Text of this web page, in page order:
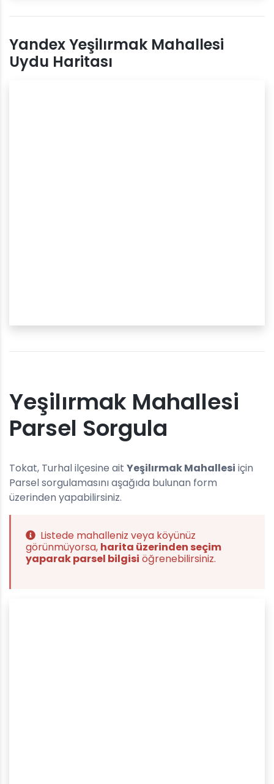
Yandex Yeşilırmak Mahallesi
Uydu Haritası
Yeşilırmak Mahallesi
Parsel Sorgula
Tokat, Turhal ilçesine ait Yeşilırmak Mahallesi için
Parsel sorgulamasını aşağıda bulunan form
üzerinden yapabilirsiniz.
Listede mahalleniz veya köyünüz
görünmüyorsa, harita üzerinden seçim
yaparak parsel bilgisi öğrenebilirsiniz.